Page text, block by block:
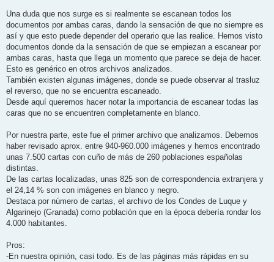
Una duda que nos surge es si realmente se escanean todos los
documentos por ambas caras, dando la sensación de que no siempre es
así y que esto puede depender del operario que las realice. Hemos visto
documentos donde da la sensación de que se empiezan a escanear por
ambas caras, hasta que llega un momento que parece se deja de hacer.
Esto es genérico en otros archivos analizados.
También existen algunas imágenes, donde se puede observar al trasluz
el reverso, que no se encuentra escaneado.
Desde aquí queremos hacer notar la importancia de escanear todas las
caras que no se encuentren completamente en blanco.
Por nuestra parte, este fue el primer archivo que analizamos. Debemos
haber revisado aprox. entre 940-960.000 imágenes y hemos encontrado
unas 7.500 cartas con cuño de más de 260 poblaciones españolas
distintas.
De las cartas localizadas, unas 825 son de correspondencia extranjera y
el 24,14 % son con imágenes en blanco y negro.
Destaca por número de cartas, el archivo de los Condes de Luque y
Algarinejo (Granada) como población que en la época debería rondar los
4.000 habitantes.
Pros:
-En nuestra opinión, casi todo. Es de las páginas más rápidas en su